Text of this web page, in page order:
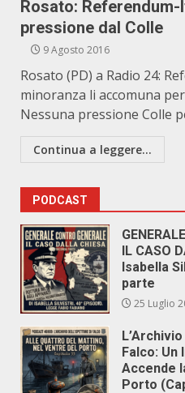
Rosato:
pressione dal Colle
9 Agosto 2016
Rosato (PD) a Radio 24:
minoranza li accomuna
Nessuna pressione Colle
Continua a leggere...
PODCAST
IL CASO
Isabella
parte
25 Luglio
Falco: Un
Accende
Porto